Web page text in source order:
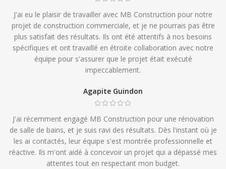
J'ai eu le plaisir de travailler avec MB Construction pour notre
projet de construction commerciale, et je ne pourrais pas être
plus satisfait des résultats. Ils ont été attentifs à nos besoins
spécifiques et ont travaillé en étroite collaboration avec notre
équipe pour s'assurer que le projet était exécuté
impeccablement.
Agapite Guindon
J'ai récemment engagé MB Construction pour une rénovation
de salle de bains, et je suis ravi des résultats. Dès l'instant où je
les ai contactés, leur équipe s'est montrée professionnelle et
réactive. Ils m'ont aidé à concevoir un projet qui a dépassé mes
attentes tout en respectant mon budget.